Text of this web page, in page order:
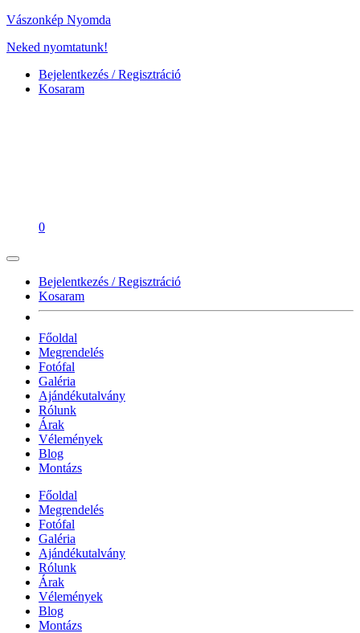
Vászonkép Nyomda
Neked nyomtatunk!
Bejelentkezés / Regisztráció
Kosaram
0
Bejelentkezés / Regisztráció
Kosaram
Főoldal
Megrendelés
Fotófal
Galéria
Ajándékutalvány
Rólunk
Árak
Vélemények
Blog
Montázs
Főoldal
Megrendelés
Fotófal
Galéria
Ajándékutalvány
Rólunk
Árak
Vélemények
Blog
Montázs